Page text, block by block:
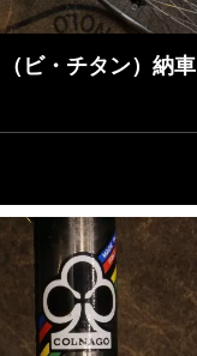
ビ・チタン）納車